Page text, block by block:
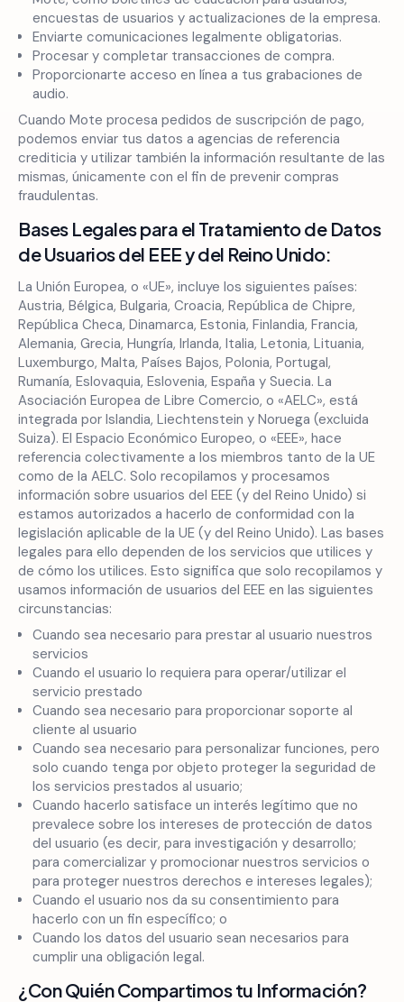
encuestas de usuarios y actualizaciones de la empresa.
Enviarte comunicaciones legalmente obligatorias.
Procesar y completar transacciones de compra.
Proporcionarte acceso en línea a tus grabaciones de
audio.
Cuando Mote procesa pedidos de suscripción de pago,
podemos enviar tus datos a agencias de referencia
crediticia y utilizar también la información resultante de las
mismas, únicamente con el fin de prevenir compras
fraudulentas.
Bases Legales para el Tratamiento de Datos
de Usuarios del EEE y del Reino Unido:
La Unión Europea, o «UE», incluye los siguientes países:
Austria, Bélgica, Bulgaria, Croacia, República de Chipre,
República Checa, Dinamarca, Estonia, Finlandia, Francia,
Alemania, Grecia, Hungría, Irlanda, Italia, Letonia, Lituania,
Luxemburgo, Malta, Países Bajos, Polonia, Portugal,
Rumanía, Eslovaquia, Eslovenia, España y Suecia. La
Asociación Europea de Libre Comercio, o «AELC», está
integrada por Islandia, Liechtenstein y Noruega (excluida
Suiza). El Espacio Económico Europeo, o «EEE», hace
referencia colectivamente a los miembros tanto de la UE
como de la AELC. Solo recopilamos y procesamos
información sobre usuarios del EEE (y del Reino Unido) si
estamos autorizados a hacerlo de conformidad con la
legislación aplicable de la UE (y del Reino Unido). Las bases
legales para ello dependen de los servicios que utilices y
de cómo los utilices. Esto significa que solo recopilamos y
usamos información de usuarios del EEE en las siguientes
circunstancias:
Cuando sea necesario para prestar al usuario nuestros
servicios
Cuando el usuario lo requiera para operar/utilizar el
servicio prestado
Cuando sea necesario para proporcionar soporte al
cliente al usuario
Cuando sea necesario para personalizar funciones, pero
solo cuando tenga por objeto proteger la seguridad de
los servicios prestados al usuario;
Cuando hacerlo satisface un interés legítimo que no
prevalece sobre los intereses de protección de datos
del usuario (es decir, para investigación y desarrollo;
para comercializar y promocionar nuestros servicios o
para proteger nuestros derechos e intereses legales);
Cuando el usuario nos da su consentimiento para
hacerlo con un fin específico; o
Cuando los datos del usuario sean necesarios para
cumplir una obligación legal.
¿Con Quién Compartimos tu Información?